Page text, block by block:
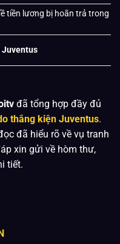
tiền lương bị hoãn trả trong
Juventus
đã tổng hợp đầy đủ
thắng kiện Juventus.
đã hiểu rõ về vụ tranh
xin gửi về hòm thư,
tiết.